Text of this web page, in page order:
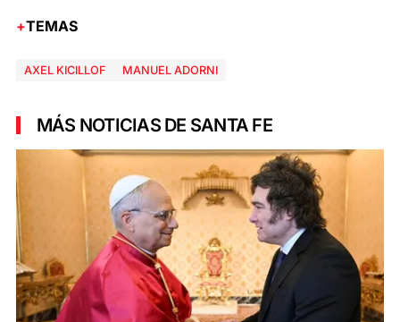
TEMAS
AXEL KICILLOF MANUEL ADORNI
MÁS NOTICIAS DE SANTA FE